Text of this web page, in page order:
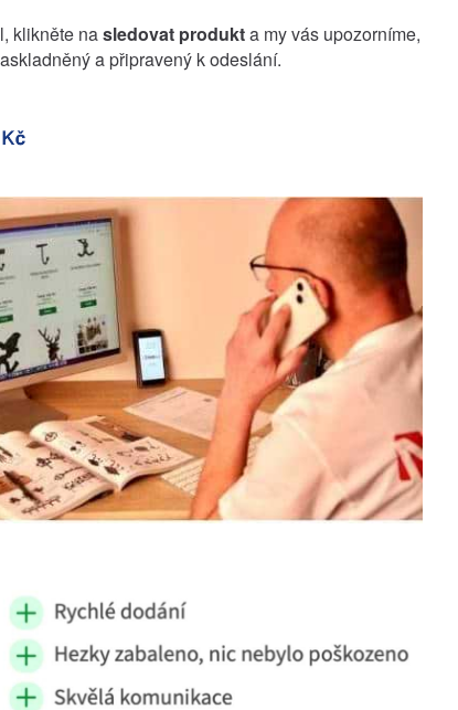
klikněte nasledovat produkta my vás upozorníme,
a připravený k odeslání.